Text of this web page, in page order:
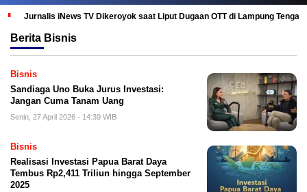
Jurnalis iNews TV Dikeroyok saat Liput Dugaan OTT di Lampung
Berita Bisnis
Bisnis
Sandiaga Uno Buka Jurus Investasi:
Jangan Cuma Tanam Uang
Senin, 27 April 2026 - 14:39 WIB
Bisnis
‎Realisasi Investasi Papua Barat Daya
Tembus Rp2,411 Triliun hingga September
2025